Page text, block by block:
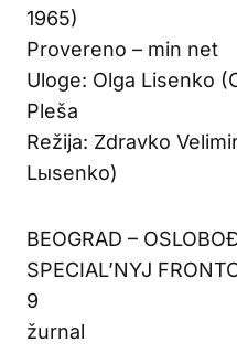
1965)
Provereno – min net
Uloge: Olga Lisenko
Pleša
Režija: Zdravko
Lыsenko)
BEOGRAD –
SPECIAL’NYJ
9
žurnal